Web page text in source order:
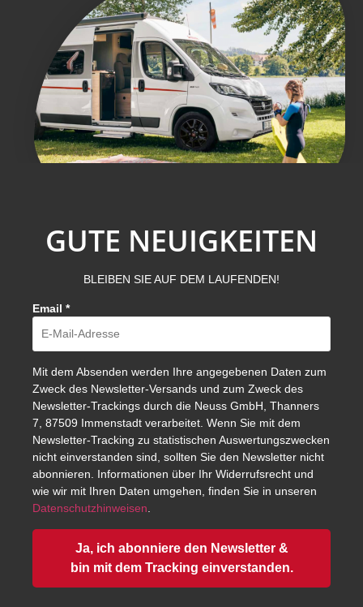
GUTE NEUIGKEITEN
BLEIBEN SIE AUF DEM LAUFENDEN!
Email *
Mit dem Absenden werden Ihre angegebenen Daten zum
Zweck des Newsletter-Versands und zum Zweck des
Newsletter-Trackings durch die Neuss GmbH, Thanners
7, 87509 Immenstadt verarbeitet. Wenn Sie mit dem
Newsletter-Tracking zu statistischen Auswertungszwecken
nicht einverstanden sind, sollten Sie den Newsletter nicht
abonnieren. Informationen über Ihr Widerrufsrecht und
wie wir mit Ihren Daten umgehen, finden Sie in unseren
Datenschutzhinweisen
Ja, ich abonniere den Newsletter &
bin mit dem Tracking einverstanden.